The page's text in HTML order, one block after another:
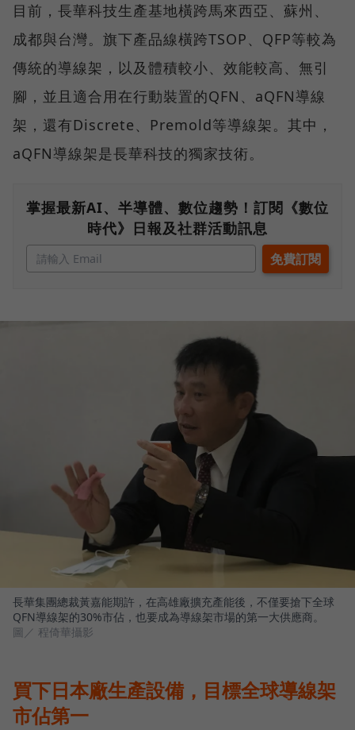
目前，長華科技生產基地橫跨馬來西亞、蘇州、
成都與台灣。旗下產品線橫跨TSOP、QFP等較為
傳統的導線架，以及體積較小、效能較高、無引
腳，並且適合用在行動裝置的QFN、aQFN導線
架，還有Discrete、Premold等導線架。其中，
aQFN導線架是長華科技的獨家技術。
掌握最新AI、半導體、數位趨勢！訂閱《數位
時代》日報及社群活動訊息
長華集團總裁黃嘉能期許，在高雄廠擴充產能後，不僅要搶下全球
QFN導線架的30%市佔，也要成為導線架市場的第一大供應商。
圖／ 程倚華攝影
買下日本廠生產設備，目標全球導線架
市佔第一